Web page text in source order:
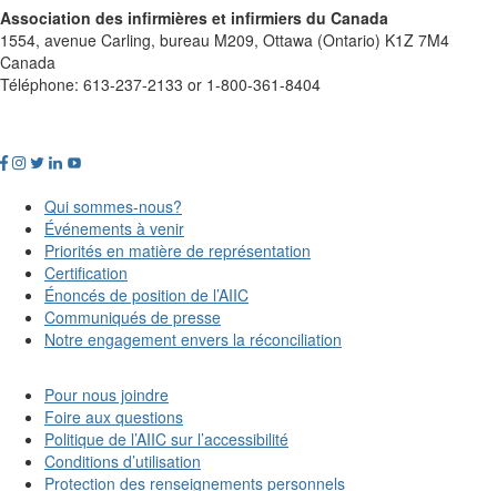
Association des infirmières et infirmiers du Canada
1554, avenue Carling, bureau M209, Ottawa (Ontario) K1Z 7M4
Canada
Téléphone: 613-237-2133 or 1-800-361-8404
Qui sommes-nous?
Événements à venir
Priorités en matière de représentation
Certification
Énoncés de position de l’AIIC
Communiqués de presse
Notre engagement envers la réconciliation
Pour nous joindre
Foire aux questions
Politique de l’AIIC sur l’accessibilité
Conditions d’utilisation
Protection des renseignements personnels